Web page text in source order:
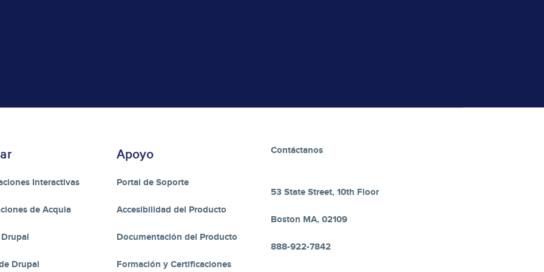
Interactivas
de Acquia
Drupal
Apoyo
Portal de Soporte
Accesibilidad del Producto
Documentación del Producto
Formación y Certificaciones
Contáctanos
53 State Street, 10th Floor
Boston MA, 02109
888-922-7842